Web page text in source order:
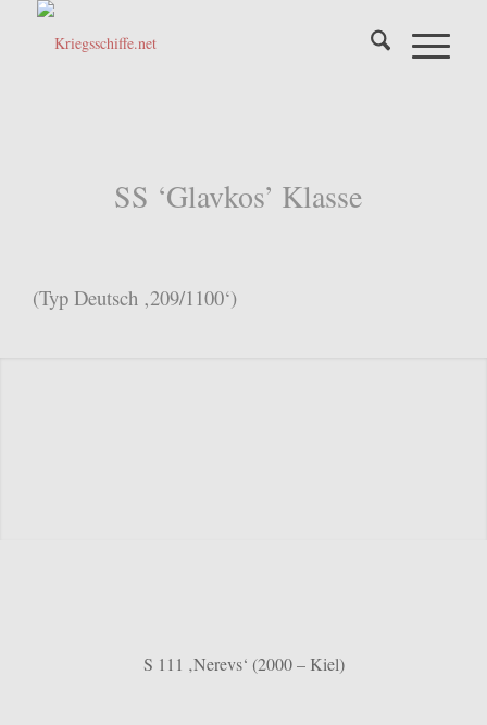
SS ‘Glavkos’ Klasse
(Typ Deutsch ‚209/1100‘)
S 111 ‚Nerevs‘ (2000 – Kiel)